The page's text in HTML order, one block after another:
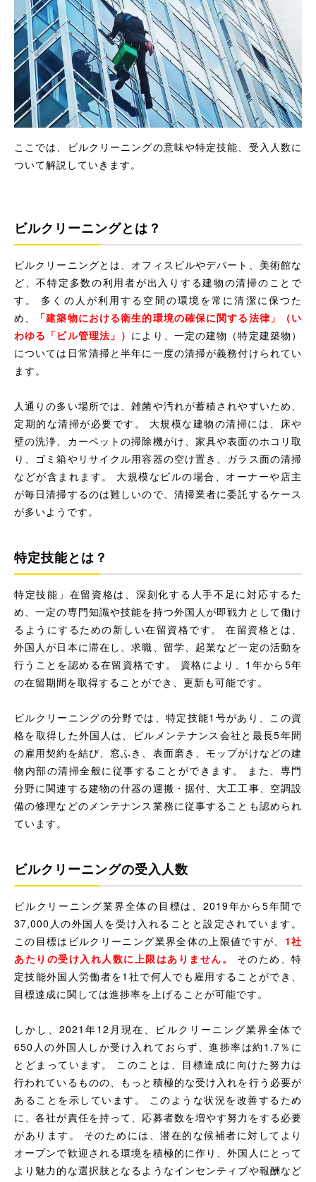
ここでは、ビルクリーニングの意味や特定技能、受入人数に
ついて解説していきます。
ビルクリーニングとは？
ビルクリーニングとは、オフィスビルやデパート、美術館な
ど、不特定多数の利用者が出入りする建物の清掃のことで
す。 多くの人が利用する空間の環境を常に清潔に保つた
め、
「建築物における衛生的環境の確保に関する法律」（い
わゆる「ビル管理法」） により、一定の建物（特定建築物）
については日常清掃と半年に一度の清掃が義務付けられてい
ます。
人通りの多い場所では、雑菌や汚れが蓄積されやすいため、
定期的な清掃が必要です。 大規模な建物の清掃には、床や
壁の洗浄、カーペットの掃除機がけ、家具や表面のホコリ取
り、ゴミ箱やリサイクル用容器の空け置き、ガラス面の清掃
などが含まれます。 大規模なビルの場合、オーナーや店主
が毎日清掃するのは難しいので、清掃業者に委託するケース
が多いようです。
特定技能とは？
特定技能」在留資格は、深刻化する人手不足に対応するた
め、一定の専門知識や技能を持つ外国人が即戦力として働け
るようにするための新しい在留資格です。 在留資格とは、
外国人が日本に滞在し、求職、留学、起業など一定の活動を
行うことを認める在留資格です。 資格により、1年から5年
の在留期間を取得することができ、更新も可能です。
ビルクリーニングの分野では、特定技能1号があり、この資
格を取得した外国人は、ビルメンテナンス会社と最長5年間
の雇用契約を結び、窓ふき、表面磨き、モップがけなどの建
物内部の清掃全般に従事することができます。 また、専門
分野に関連する建物の什器の運搬・据付、大工工事、空調設
備の修理などのメンテナンス業務に従事することも認められ
ています。
ビルクリーニングの受入人数
ビルクリーニング業界全体の目標は、2019年から5年間で
37,000人の外国人を受け入れることと設定されています。
この目標はビルクリーニング業界全体の上限値ですが、 1社
あたりの受け入れ人数に上限はありません。
そのため、特
定技能外国人労働者を1社で何人でも雇用することができ、
目標達成に関しては進捗率を上げることが可能です。
しかし、2021年12月現在、ビルクリーニング業界全体で
650人の外国人しか受け入れておらず、進捗率は約1.7％に
とどまっています。 このことは、目標達成に向けた努力は
行われているものの、もっと積極的な受け入れを行う必要が
あることを示しています。 このような状況を改善するため
に、各社が責任を持って、応募者数を増やす努力をする必要
があります。 そのためには、潜在的な候補者に対してより
オープンで歓迎される環境を積極的に作り、外国人にとって
より魅力的な選択肢となるようなインセンティブや報酬など